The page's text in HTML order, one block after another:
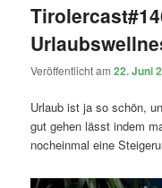
Veröffentlicht am22. Juni
Urlaub ist ja so schön,
gut gehen lässt indem
nocheinmal eine